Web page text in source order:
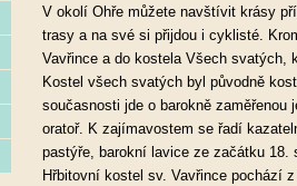
V okolí Ohře můžete navštívit krásy
trasy a na své si přijdou i cyklisté.
Vavřince a do kostela Všech svatých,
Kostel všech svatých byl původně
současnosti jde o barokně
oratoř. K zajímavostem se řadí
pastýře, barokní lavice ze začátku
Hřbitovní kostel sv. Vavřince pochází